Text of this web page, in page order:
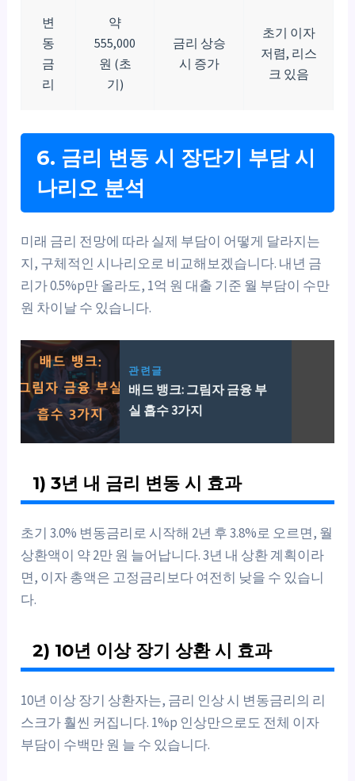
변
동
금
리
약
555,000
원 (초
기)
금리 상승
시 증가
초기 이자
저렴, 리스
크 있음
6. 금리 변동 시 장단기 부담 시
나리오 분석
미래 금리 전망에 따라 실제 부담이 어떻게 달라지는
지, 구체적인 시나리오로 비교해보겠습니다. 내년 금
리가 0.5%p만 올라도, 1억 원 대출 기준 월 부담이 수만
원 차이날 수 있습니다.
관련글
배드 뱅크: 그림자 금융 부
실 흡수 3가지
1) 3년 내 금리 변동 시 효과
초기 3.0% 변동금리로 시작해 2년 후 3.8%로 오르면, 월
상환액이 약 2만 원 늘어납니다. 3년 내 상환 계획이라
면, 이자 총액은 고정금리보다 여전히 낮을 수 있습니
다.
2) 10년 이상 장기 상환 시 효과
10년 이상 장기 상환자는, 금리 인상 시 변동금리의 리
스크가 훨씬 커집니다. 1%p 인상만으로도 전체 이자
부담이 수백만 원 늘 수 있습니다.